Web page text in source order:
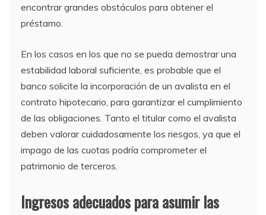
encontrar grandes obstáculos para obtener el
préstamo.
En los casos en los que no se pueda demostrar una
estabilidad laboral suficiente, es probable que el
banco solicite la incorporación de un avalista en el
contrato hipotecario, para garantizar el cumplimiento
de las obligaciones. Tanto el titular como el avalista
deben valorar cuidadosamente los riesgos, ya que el
impago de las cuotas podría comprometer el
patrimonio de terceros.
Ingresos adecuados para asumir las